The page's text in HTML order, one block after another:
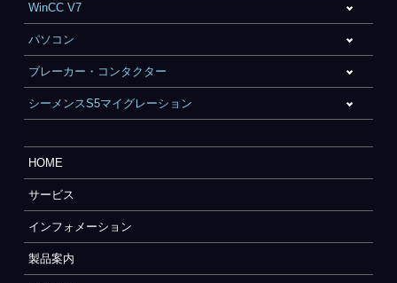
WinCC V7
パソコン
ブレーカー・コンタクター
シーメンスS5マイグレーション
HOME
サービス
インフォメーション
製品案内